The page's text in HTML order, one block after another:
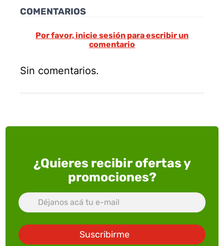
COMENTARIOS
Por favor, inicie sesión para escribir un
comentario
Sin comentarios.
¿Quieres recibir ofertas y
promociones?
Suscribirme